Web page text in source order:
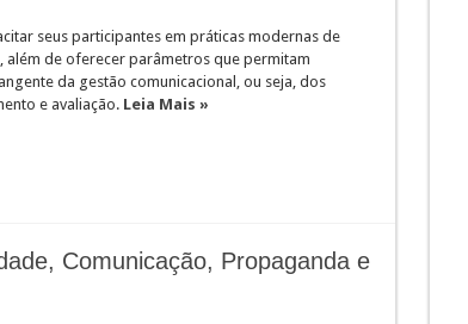
seus participantes em práticas modernas de
além de oferecer parâmetros que permitam
da gestão comunicacional, ou seja, dos
e avaliação. Leia Mais »
Comunicação, Propaganda e